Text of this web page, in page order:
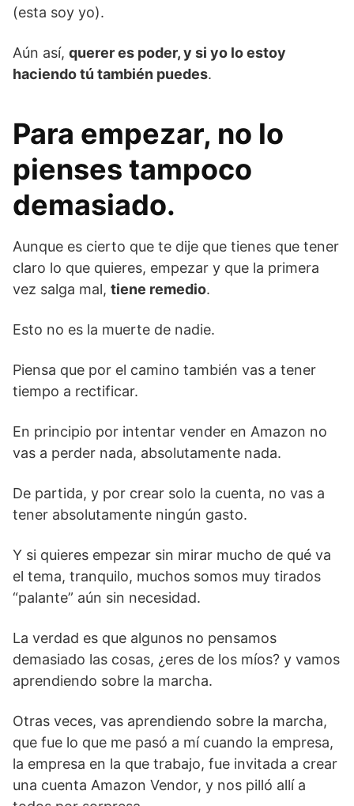
(esta soy yo).
Aún así, querer es poder, y si yo lo estoy
haciendo tú también puedes.
Para empezar, no lo
pienses tampoco
demasiado.
Aunque es cierto que te dije que tienes que tener
claro lo que quieres, empezar y que la primera
vez salga mal, tiene remedio.
Esto no es la muerte de nadie.
Piensa que por el camino también vas a tener
tiempo a rectificar.
En principio por intentar vender en Amazon no
vas a perder nada, absolutamente nada.
De partida, y por crear solo la cuenta, no vas a
tener absolutamente ningún gasto.
Y si quieres empezar sin mirar mucho de qué va
el tema, tranquilo, muchos somos muy tirados
“palante” aún sin necesidad.
La verdad es que algunos no pensamos
demasiado las cosas, ¿eres de los míos? y vamos
aprendiendo sobre la marcha.
Otras veces, vas aprendiendo sobre la marcha,
que fue lo que me pasó a mí cuando la empresa,
la empresa en la que trabajo, fue invitada a crear
una cuenta Amazon Vendor, y nos pilló allí a